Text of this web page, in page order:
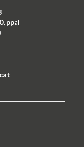
ppal